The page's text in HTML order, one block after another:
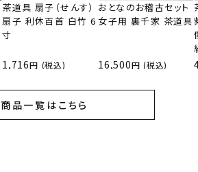
茶道具 扇子（せんす）
扇子 利休百首 白竹 6
寸
1,716 (税込)
おとなのお稽古セット
女子用 裏千家 茶道具
16,500 (税込)
商品一覧はこちら